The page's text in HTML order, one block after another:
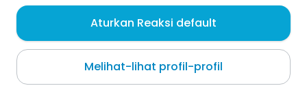
Karolina , 28
Ruda Śląska
Tentang saya
Aturkan Reaksi default
Melihat-lihat profil-profil